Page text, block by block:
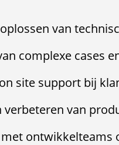
van
complexe cases
site support bij
verbeteren van